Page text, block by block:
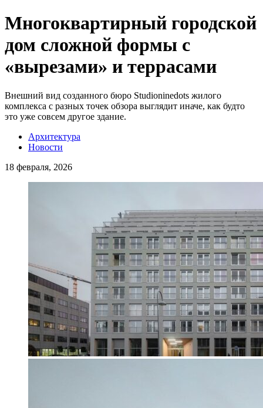
Многоквартирный городской
дом сложной формы с
«вырезами» и террасами
Внешний вид созданного бюро Studioninedots жилого
комплекса с разных точек обзора выглядит иначе, как будто
это уже совсем другое здание.
Архитектура
Новости
18 февраля, 2026